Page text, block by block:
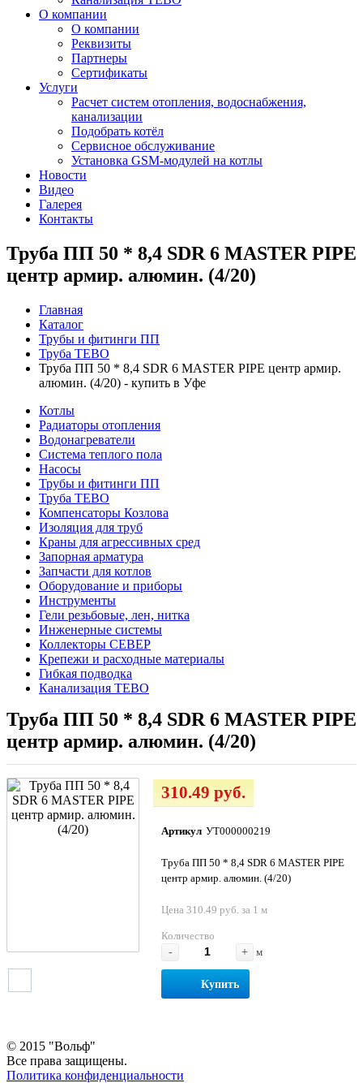
О компании
О компании
Реквизиты
Партнеры
Сертификаты
Услуги
Расчет систем отопления, водоснабжения,
канализации
Подобрать котёл
Сервисное обслуживание
Установка GSM-модулей на котлы
Новости
Видео
Галерея
Контакты
Труба ПП 50 * 8,4 SDR 6 MASTER PIPE
центр армир. алюмин. (4/20)
Главная
Каталог
Трубы и фитинги ПП
Труба ТЕВО
Труба ПП 50 * 8,4 SDR 6 MASTER PIPE центр армир.
алюмин. (4/20) - купить в Уфе
Котлы
Радиаторы отопления
Водонагреватели
Система теплого пола
Насосы
Трубы и фитинги ПП
Труба ТЕВО
Компенсаторы Козлова
Изоляция для труб
Краны для агрессивных сред
Запорная арматура
Запчасти для котлов
Оборудование и приборы
Инструменты
Гели резьбовые, лен, нитка
Инженерные системы
Коллекторы СЕВЕР
Крепежи и расходные материалы
Гибкая подводка
Канализация ТЕВО
Труба ПП 50 * 8,4 SDR 6 MASTER PIPE
центр армир. алюмин. (4/20)
310.49 руб.
Артикул УТ000000219
Труба ПП 50 * 8,4 SDR 6 MASTER PIPE
центр армир. алюмин. (4/20)
Цена 310.49 руб. за 1 м
Количество
-
+ м
Купить
© 2015 "Вольф"
Все права защищены.
Политика конфиденциальности